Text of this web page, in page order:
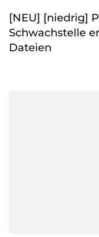
[NEU] [niedrig]
Schwachstelle
Dateien